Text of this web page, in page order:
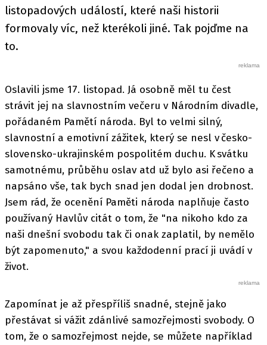
listopadových událostí, které naši historii
formovaly víc, než kterékoli jiné. Tak pojďme na
to.
Oslavili jsme 17. listopad. Já osobně měl tu čest
strávit jej na slavnostním večeru v Národním divadle,
pořádaném Pamětí národa. Byl to velmi silný,
slavnostní a emotivní zážitek, který se nesl v česko-
slovensko-ukrajinském pospolitém duchu. K svátku
samotnému, průběhu oslav atd už bylo asi řečeno a
napsáno vše, tak bych snad jen dodal jen drobnost.
Jsem rád, že ocenění Paměti národa naplňuje často
používaný Havlův citát o tom, že "na nikoho kdo za
naši dnešní svobodu tak či onak zaplatil, by nemělo
být zapomenuto," a svou každodenní prací ji uvádí v
život.
Zapomínat je až přespříliš snadné, stejně jako
přestávat si vážit zdánlivé samozřejmosti svobody. O
tom, že o samozřejmost nejde, se můžete například